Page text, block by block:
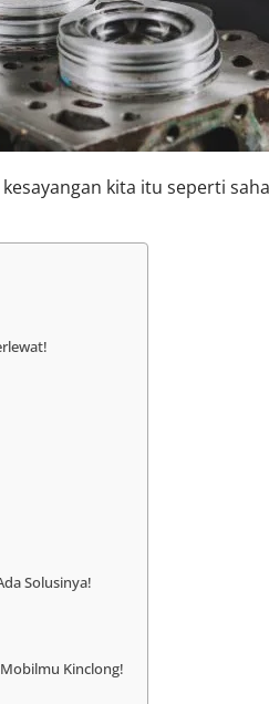
kita itu seperti
Solusinya!
Kinclong!